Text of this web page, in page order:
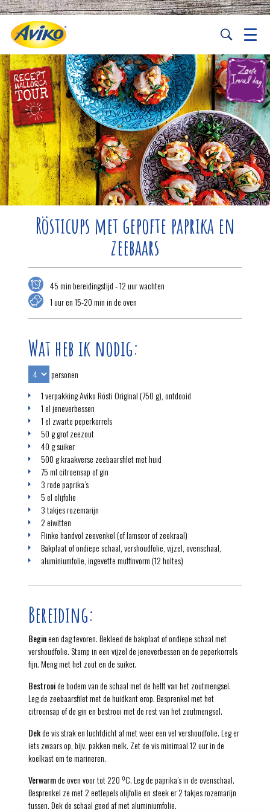
Rösticups met gepofte paprika en
zeebaars
45 min bereidingstijd - 12 uur wachten
1 uur en 15-20 min in de oven
Wat heb ik nodig:
personen
1 verpakking Aviko Rösti Original (750 g), ontdooid
1 el jeneverbessen
1 el zwarte peperkorrels
50 g grof zeezout
40 g suiker
500 g kraakverse zeebaarsfilet met huid
75 ml citroensap of gin
3 rode paprika’s
5 el olijfolie
3 takjes rozemarijn
2 eiwitten
Flinke handvol zeevenkel (of lamsoor of zeekraal)
Bakplaat of ondiepe schaal, vershoudfolie, vijzel, ovenschaal,
aluminiumfolie, ingevette muffinvorm (12 holtes)
Bereiding:
Begineen dag tevoren. Bekleed de bakplaat of ondiepe schaal met
vershoudfolie. Stamp in een vijzel de jeneverbessen en de peperkorrels
fijn. Meng met het zout en de suiker.
Bestrooide bodem van de schaal met de helft van het zoutmengsel.
Leg de zeebaarsfilet met de huidkant erop. Besprenkel met het
citroensap of de gin en bestrooi met de rest van het zoutmengsel.
Dekde vis strak en luchtdicht af met weer een vel vershoudfolie. Leg er
iets zwaars op, bijv. pakken melk. Zet de vis minimaal 12 uur in de
koelkast om te marineren.
Verwarmde oven voor tot 220 ºC. Leg de paprika’s in de ovenschaal.
Besprenkel ze met 2 eetlepels olijfolie en steek er 2 takjes rozemarijn
tussen. Dek de schaal goed af met aluminiumfolie.